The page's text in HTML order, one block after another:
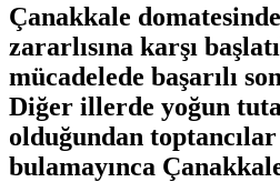
Çanakkale
zararlısına karşı
mücadelede başarılı
Diğer illerde yoğun tuta
olduğundan
bulamayınca